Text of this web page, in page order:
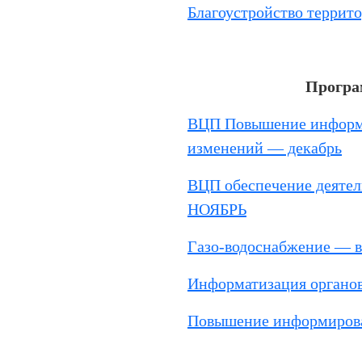
Благоустройство
ВЦП Повышение
изменений — декабрь
ВЦП обеспечение
НОЯБРЬ
Газо-водоснабжение —
Информатизация
Повышение